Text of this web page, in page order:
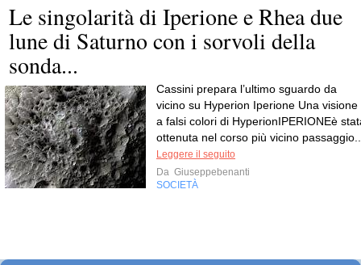
Le singolarità di Iperione e Rhea due
lune di Saturno con i sorvoli della
sonda...
Cassini prepara l’ultimo sguardo da
vicino su Hyperion Iperione Una visione
a falsi colori di HyperionIPERIONEè
ottenuta nel corso più vicino
Leggere il seguito
Da Giuseppebenanti
SOCIETÀ